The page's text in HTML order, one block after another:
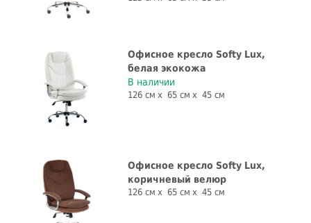
Офисное кресло Softy Lux,
белая экокожа
В наличии
126 см 65 см 45 см
Офисное кресло Softy Lux,
коричневый велюр
126 см 65 см 45 см